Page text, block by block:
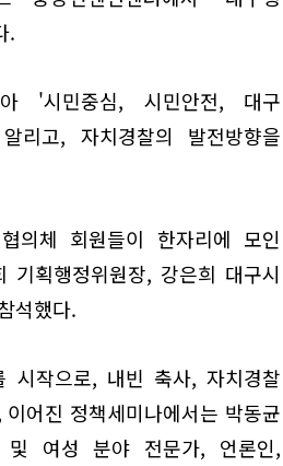
.
'시민중심, 시민안전, 대구
리고, 자치경찰의 발전방향을
의체 회원들이 한자리에 모인
기획행정위원장, 강은희 대구시
석했다.
시작으로, 내빈 축사, 자치경찰
어진 정책세미나에서는 박동균
및 여성 분야 전문가, 언론인,